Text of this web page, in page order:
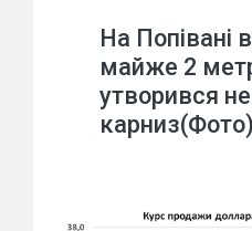
На Попівані
майже 2
утворився
карниз(Фото)